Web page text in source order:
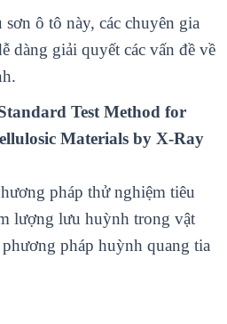
sơn ô tô này, các chuyên gia
dàng giải quyết các vấn đề về
Test Method for
Materials by X-Ray
pháp thử nghiệm tiêu
lượng lưu huỳnh trong vật
pháp huỳnh quang tia